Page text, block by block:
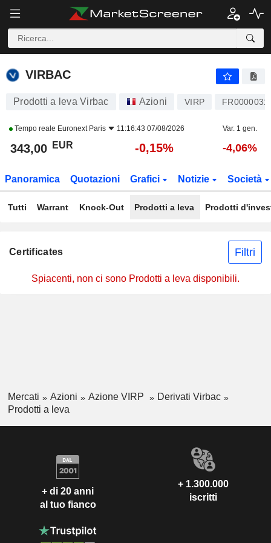
VIRBAC
VIRBAC
Prodotti a leva Virbac Azioni VIRP
Tempo reale Euronext Paris 11:16:43 07/08/2026 Var. 1 gen.
343,00 EUR -0,15% -4,06%
Panoramica Quotazioni Grafici Notizie Società
Tutti Warrant Knock-Out Prodotti a leva Prodotti
Certificates Filtri
Spiacenti, non ci sono Prodotti a leva disponibili.
Mercati Azioni Azione VIRP
Derivati Virbac
Prodotti a leva
+ di 20 anni
al tuo fianco
+ 1.300.000
iscritti